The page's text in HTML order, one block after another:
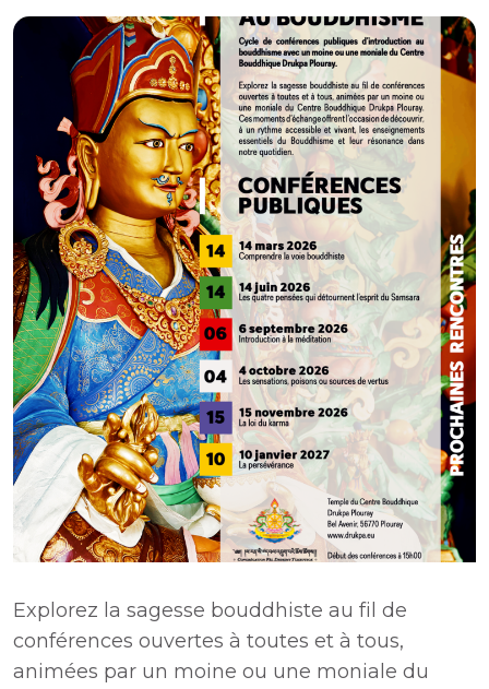
Explorez la sagesse bouddhiste au fil de
conférences ouvertes à toutes et à tous,
animées par un moine ou une moniale du